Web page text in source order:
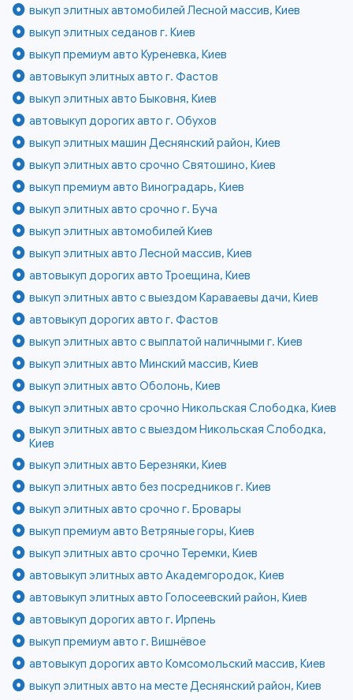
выкуп элитных автомобилей Лесной массив, Киев
выкуп элитных седанов г. Киев
выкуп премиум авто Куреневка, Киев
автовыкуп элитных авто г. Фастов
выкуп элитных авто Быковня, Киев
автовыкуп дорогих авто г. Обухов
выкуп элитных машин Деснянский район, Киев
выкуп элитных авто срочно Святошино, Киев
выкуп премиум авто Виноградарь, Киев
выкуп элитных авто срочно г. Буча
выкуп элитных автомобилей Киев
выкуп элитных авто Лесной массив, Киев
автовыкуп дорогих авто Троещина, Киев
выкуп элитных авто с выездом Караваевы дачи, Киев
автовыкуп дорогих авто г. Фастов
выкуп элитных авто с выплатой наличными г. Киев
выкуп элитных авто Минский массив, Киев
выкуп элитных авто Оболонь, Киев
выкуп элитных авто срочно Никольская Слободка, Киев
выкуп элитных авто с выездом Никольская Слободка,
Киев
выкуп элитных авто Березняки, Киев
выкуп элитных авто без посредников г. Киев
выкуп элитных авто срочно г. Бровары
выкуп премиум авто Ветряные горы, Киев
выкуп элитных авто срочно Теремки, Киев
автовыкуп элитных авто Академгородок, Киев
автовыкуп элитных авто Голосеевский район, Киев
автовыкуп дорогих авто г. Ирпень
выкуп премиум авто г. Вишнёвое
автовыкуп дорогих авто Комсомольский массив, Киев
выкуп элитных авто на месте Деснянский район, Киев